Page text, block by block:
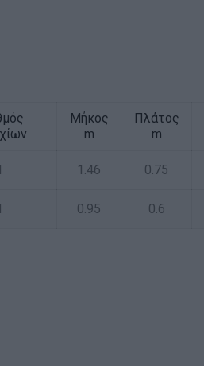
Μήκος
m
Πλάτος
m
1.46 0.75
0.95 0.6